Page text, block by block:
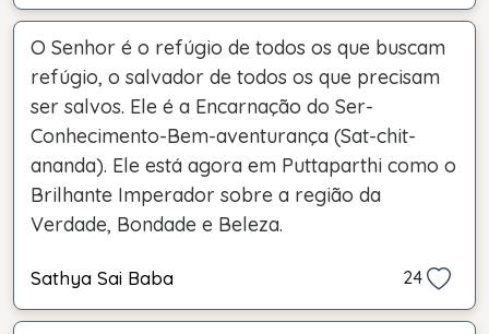
O Senhor é o refúgio de todos os que buscam
refúgio, o salvador de todos os que precisam
ser salvos. Ele é a Encarnação do Ser-
Conhecimento-Bem-aventurança (Sat-chit-
ananda). Ele está agora em Puttaparthi como o
Brilhante Imperador sobre a região da
Verdade, Bondade e Beleza.
Sathya Sai Baba 24